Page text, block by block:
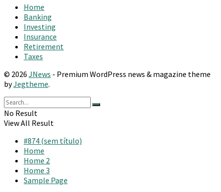
Home
Banking
Investing
Insurance
Retirement
Taxes
© 2026 JNews - Premium WordPress news & magazine theme
byJegtheme.
No Result
View All Result
#874 (sem título)
Home
Home 2
Home 3
Sample Page